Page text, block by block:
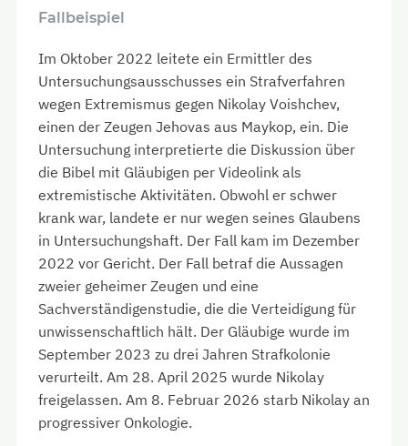
Fallbeispiel
Im Oktober 2022 leitete ein Ermittler des
Untersuchungsausschusses ein Strafverfahren
wegen Extremismus gegen Nikolay Voishchev,
einen der Zeugen Jehovas aus Maykop, ein. Die
Untersuchung interpretierte die Diskussion über
die Bibel mit Gläubigen per Videolink als
extremistische Aktivitäten. Obwohl er schwer
krank war, landete er nur wegen seines Glaubens
in Untersuchungshaft. Der Fall kam im Dezember
2022 vor Gericht. Der Fall betraf die Aussagen
zweier geheimer Zeugen und eine
Sachverständigenstudie, die die Verteidigung für
unwissenschaftlich hält. Der Gläubige wurde im
September 2023 zu drei Jahren Strafkolonie
verurteilt. Am 28. April 2025 wurde Nikolay
freigelassen. Am 8. Februar 2026 starb Nikolay an
progressiver Onkologie.